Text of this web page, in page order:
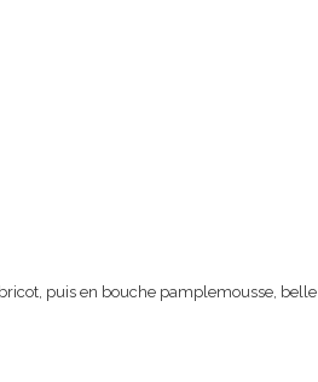
puis en bouche pamplemousse, belle